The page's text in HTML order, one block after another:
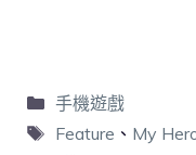
手機遊戲
Feature 、 My